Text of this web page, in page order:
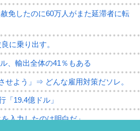
免したのに60万人がまた延滞者に転
に乗り出す。
、輸出全体の41％もある
せよう」⇒ どんな雇用対策だソレ。
「19.4億ドル」
入力したのは明白だ」